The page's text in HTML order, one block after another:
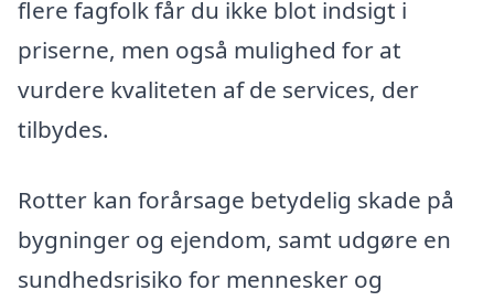
flere fagfolk får du ikke blot indsigt i
priserne, men også mulighed for at
vurdere kvaliteten af de services, der
tilbydes.
Rotter kan forårsage betydelig skade på
bygninger og ejendom, samt udgøre en
sundhedsrisiko for mennesker og